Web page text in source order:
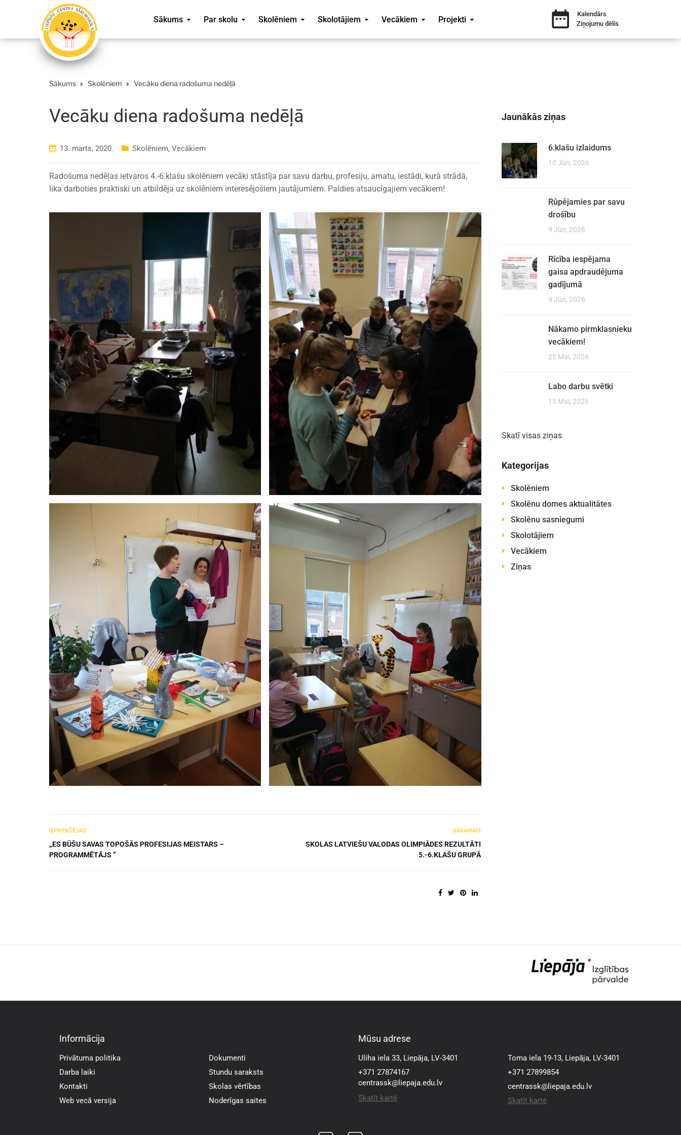
Sākums Par skolu Skolēniem Skolotājiem Vecākiem Projekti
Kalendārs
Ziņojumu dēlis
Sākums Skolēniem Vecāku diena radošuma nedēļā
Vecāku diena radošuma nedēļā
13. marts, 2020. Skolēniem, Vecākiem
Radošuma nedēļas ietvaros 4.-6.klašu skolēniem vecāki stāstīja par savu darbu, profesiju, amatu, iestādi, kurā strādā,
lika darboties praktiski un atbildēja uz skolēniem interesējošiem jautājumiem. Paldies atsaucīgajiem vecākiem!
IEPRIEKŠĒJAIS
„ES BŪŠU SAVAS TOPOŠĀS PROFESIJAS MEISTARS –
PROGRAMMĒTĀJS ”
NĀKAMAIS
SKOLAS LATVIEŠU VALODAS OLIMPIĀDES REZULTĀTI
5.-6.KLAŠU GRUPĀ
Jaunākās ziņas
6.klašu izlaidums
10 Jūn, 2026
Rūpējamies par savu
drošību
9 Jūn, 2026
Rīcība iespējama
gaisa apdraudējuma
gadījumā
9 Jūn, 2026
Nākamo pirmklasnieku
vecākiem!
25 Mai, 2026
Labo darbu svētki
15 Mai, 2026
Skatī visas ziņas
Kategorijas
Skolēniem
Skolēnu domes aktualitātes
Skolēnu sasniegumi
Skolotājiem
Vecākiem
Ziņas
Informācija
Privātuma politika
Darba laiki
Kontakti
Web vecā versija
Dokumenti
Stundu saraksts
Skolas vērtības
Noderīgas saites
Mūsu adrese
Uliha iela 33, Liepāja, LV-3401
+371 27874167
centrassk@liepaja.edu.lv
Skatīt kartē
Toma iela 19-13, Liepāja, LV-3401
+371 27899854
centrassk@liepaja.edu.lv
Skatīt kartē